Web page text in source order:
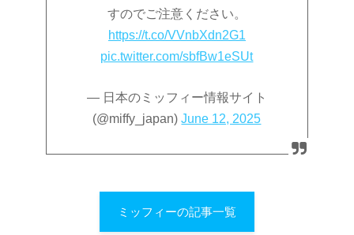
すのでご注意ください。
https://t.co/VVnbXdn2G1
pic.twitter.com/sbfBw1eSUt
— 日本のミッフィー情報サイト
(@miffy_japan)June 12, 2025
ミッフィーの記事一覧